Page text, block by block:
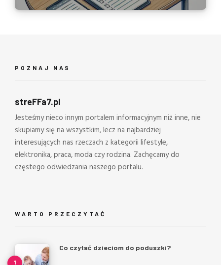
POZNAJ NAS
streFFa7.pl
Jesteśmy nieco innym portalem informacyjnym niż inne, nie
skupiamy się na wszystkim, lecz na najbardziej
interesujących nas rzeczach z kategorii lifestyle,
elektronika, praca, moda czy rodzina. Zachęcamy do
częstego odwiedzania naszego portalu.
WARTO PRZECZYTAĆ
Co czytać dzieciom do poduszki?